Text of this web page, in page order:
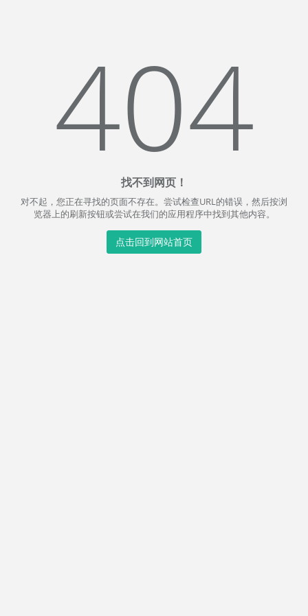
404
找不到网页！
对不起，您正在寻找的页面不存在。尝试检查URL的错误，然后按浏
览器上的刷新按钮或尝试在我们的应用程序中找到其他内容。
点击回到网站首页